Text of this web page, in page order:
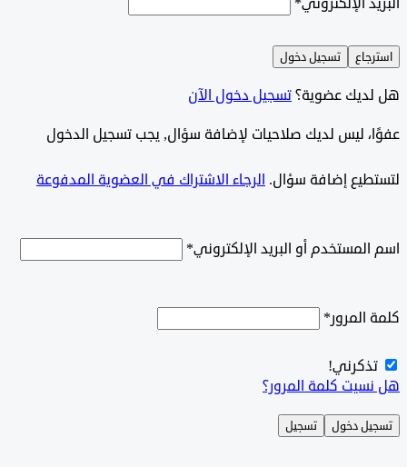
الإلكتروني*
تسجيل دخول
عضوية؟تسجيل دخول الآن
ليس لديك صلاحيات لإضافة سؤال, يجب تسجيل الدخول
إضافة سؤال.الرجاء الاشتراك في العضوية المدفوعة
أو البريد الإلكتروني*
*
كلمة المرور؟
دخول تسجيل